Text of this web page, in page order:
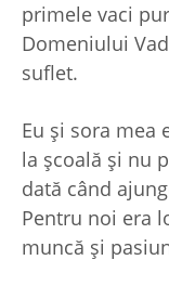
primele vaci
Domeniului
Eu și sora mea
la școală și nu
dată când
Pentru noi era
muncă și